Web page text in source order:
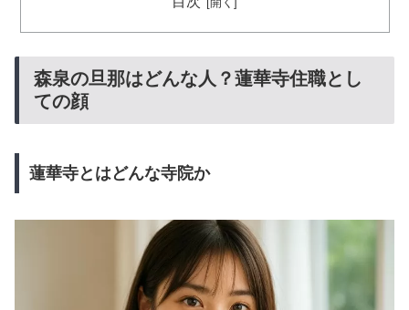
森泉の旦那はどんな人？蓮華寺住職とし
ての顔
蓮華寺とはどんな寺院か